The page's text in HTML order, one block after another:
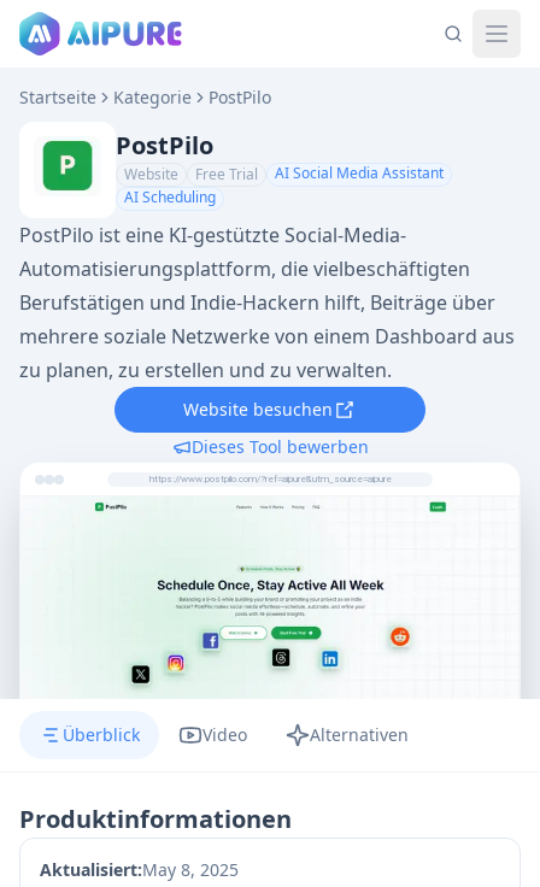
Startseite Kategorie PostPilo
PostPilo
Website Free Trial
AI Social Media Assistant
AI Scheduling
PostPilo ist eine KI-gestützte Social-Media-
Automatisierungsplattform, die vielbeschäftigten
Berufstätigen und Indie-Hackern hilft, Beiträge über
mehrere soziale Netzwerke von einem Dashboard aus
zu planen, zu erstellen und zu verwalten.
Website besuchen
Dieses Tool bewerben
https://www.postpilo.com/?ref=aipure&utm_source=aipure
Überblick Video Alternativen
Produktinformationen
Aktualisiert:May 8, 2025